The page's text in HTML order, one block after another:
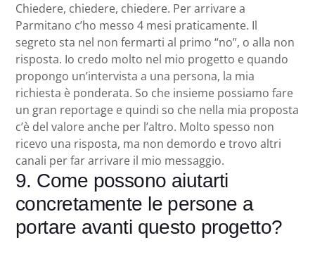
Chiedere, chiedere, chiedere. Per arrivare a
Parmitano c’ho messo 4 mesi praticamente. Il
segreto sta nel non fermarti al primo “no”, o alla non
risposta. Io credo molto nel mio progetto e quando
propongo un’intervista a una persona, la mia
richiesta è ponderata. So che insieme possiamo fare
un gran reportage e quindi so che nella mia proposta
c’è del valore anche per l’altro. Molto spesso non
ricevo una risposta, ma non demordo e trovo altri
canali per far arrivare il mio messaggio.
9. Come possono aiutarti
concretamente le persone a
portare avanti questo progetto?